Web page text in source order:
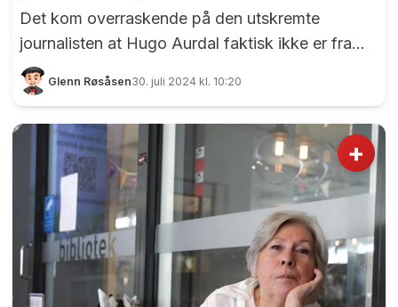
Det kom overraskende på den utskremte
journalisten at Hugo Aurdal faktisk ikke er fra
Eidsvoll. Han begynte som politimann i Oslo i
1969, flyttet til Eidsvoll i 1980 og var politi her til
har vært fosterfar for 13. - Jeg er født på
Uranienborg, men jeg flytta til Ekeberg da jeg
var to år. Så jeg vokste opp med Brannfjell,
sauer og Ekeberg skole. Da jeg gikk på
barneskolen var det 3000 sauer der det er
fotballbaner nå. Det var en fin oppvekst d...
Glenn Røsåsen30. juli 2024 kl. 10:20
+